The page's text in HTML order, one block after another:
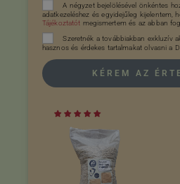
A négyzet bejelölésével önkéntes
adatkezeléshez és egyidejűleg kijelentem,
Tájékoztatót megismertem és az abban
Szeretnék a továbbiakban exkluzív
hasznos és érdekes tartalmakat olvasni a
KÉREM AZ